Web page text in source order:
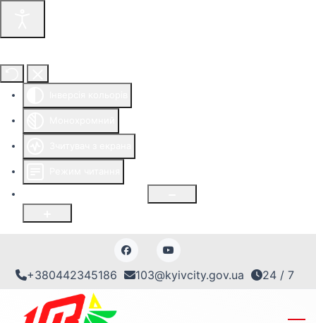
+380442345186 103@kyivcity.gov.ua 24 / 7